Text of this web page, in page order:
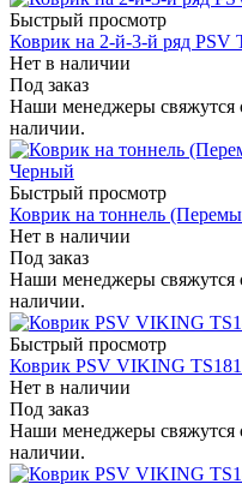
Быстрый просмотр
Коврик на 2-й-3-й ряд PSV
Нет в наличии
Под заказ
Наши менеджеры свяжутся
наличии.
Быстрый просмотр
Коврик на тоннель
Нет в наличии
Под заказ
Наши менеджеры свяжутся
наличии.
Быстрый просмотр
Коврик PSV VIKING
Нет в наличии
Под заказ
Наши менеджеры свяжутся
наличии.